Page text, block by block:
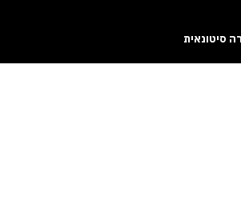
סיטונאית
cash out before a rising
with the interface. Some